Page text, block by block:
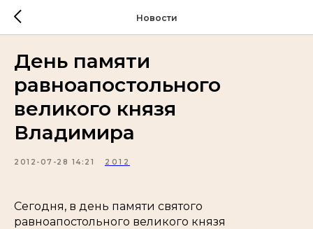
Новости
День памяти
равноапостольного
великого князя
Владимира
2012-07-28 14:21 2012
Сегодня, в день памяти святого
равноапостольного великого князя